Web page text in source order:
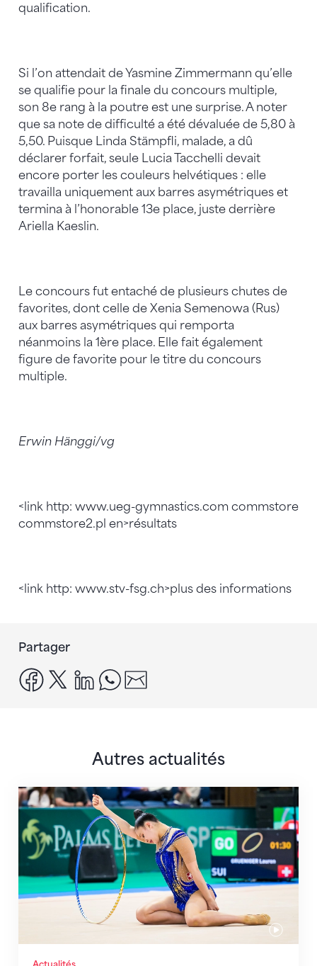
qualification.
Si l’on attendait de Yasmine Zimmermann qu’elle
se qualifie pour la finale du concours multiple,
son 8e rang à la poutre est une surprise. A noter
que sa note de difficulté a été dévaluée de 5,80 à
5,50. Puisque Linda Stämpfli, malade, a dû
déclarer forfait, seule Lucia Tacchelli devait
encore porter les couleurs helvétiques : elle
travailla uniquement aux barres asymétriques et
termina à l’honorable 13e place, juste derrière
Ariella Kaeslin.
Le concours fut entaché de plusieurs chutes de
favorites, dont celle de Xenia Semenowa (Rus)
aux barres asymétriques qui remporta
néanmoins la 1ère place. Elle fait également
figure de favorite pour le titre du concours
multiple.
Erwin Hänggi/vg
<link http: www.ueg-gymnastics.com commstore
commstore2.pl en>résultats
<link http: www.stv-fsg.ch>plus des informations
Partager
facebook
x linkedinwhatsapp
Autres actualités
Prochaine étape : les Championnats du monde